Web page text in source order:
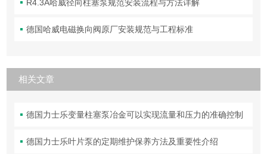
R4.3A哈威径向柱塞泵规范安装流程与方法详解
德国哈威电磁换向阀原厂安装规范与工程标准
相关文章
德国力士乐变量柱塞泵冶金可以实现流量和压力的准确控制
德国力士乐叶片泵的定期维护保养方法及重要性介绍